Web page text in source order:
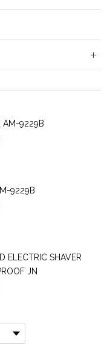
AM-9229B
9229B
ELECTRIC SHAVER
JN